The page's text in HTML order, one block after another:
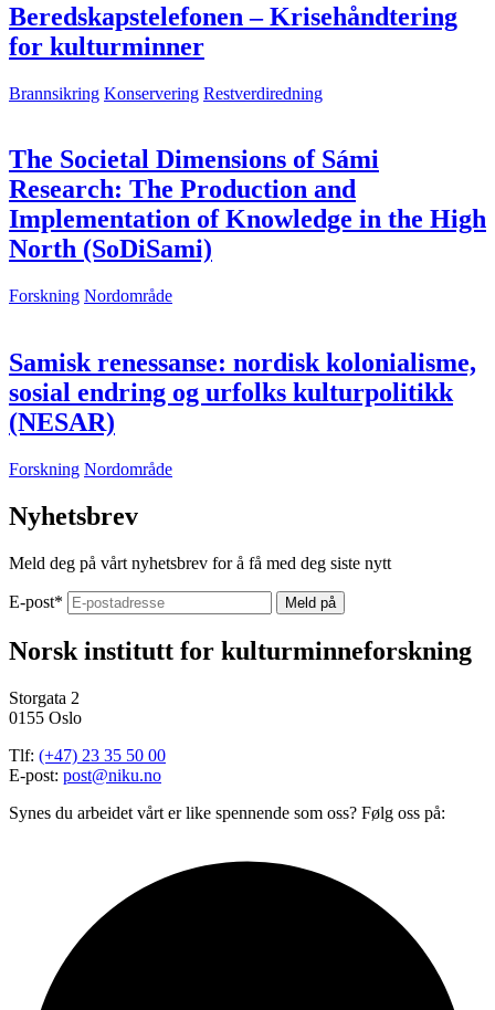
Beredskapstelefonen – Krisehåndtering
for kulturminner
Brannsikring Konservering Restverdiredning
The Societal Dimensions of Sámi
Research: The Production and
Implementation of Knowledge in the High
North (SoDiSami)
Forskning Nordområde
Samisk renessanse: nordisk kolonialisme,
sosial endring og urfolks kulturpolitikk
(NESAR)
Forskning Nordområde
Nyhetsbrev
Meld deg på vårt nyhetsbrev for å få med deg siste nytt
E-post*
Norsk institutt for kulturminneforskning
Storgata 2
0155 Oslo
Tlf: (+47) 23 35 50 00
E-post: post@niku.no
Synes du arbeidet vårt er like spennende som oss? Følg oss på: